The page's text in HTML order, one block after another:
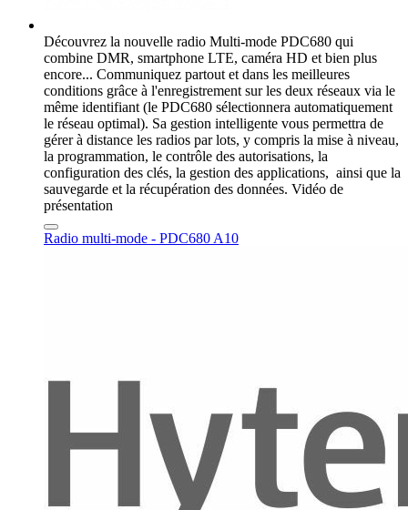
Découvrez la nouvelle radio Multi-mode PDC680 qui
combine DMR, smartphone LTE, caméra HD et bien plus
encore... Communiquez partout et dans les meilleures
conditions grâce à l'enregistrement sur les deux réseaux via le
même identifiant (le PDC680 sélectionnera automatiquement
le réseau optimal). Sa gestion intelligente vous permettra de
gérer à distance les radios par lots, y compris la mise à niveau,
la programmation, le contrôle des autorisations, la
configuration des clés, la gestion des applications, ainsi que la
sauvegarde et la récupération des données. Vidéo de
présentation
Radio multi-mode - PDC680 A10